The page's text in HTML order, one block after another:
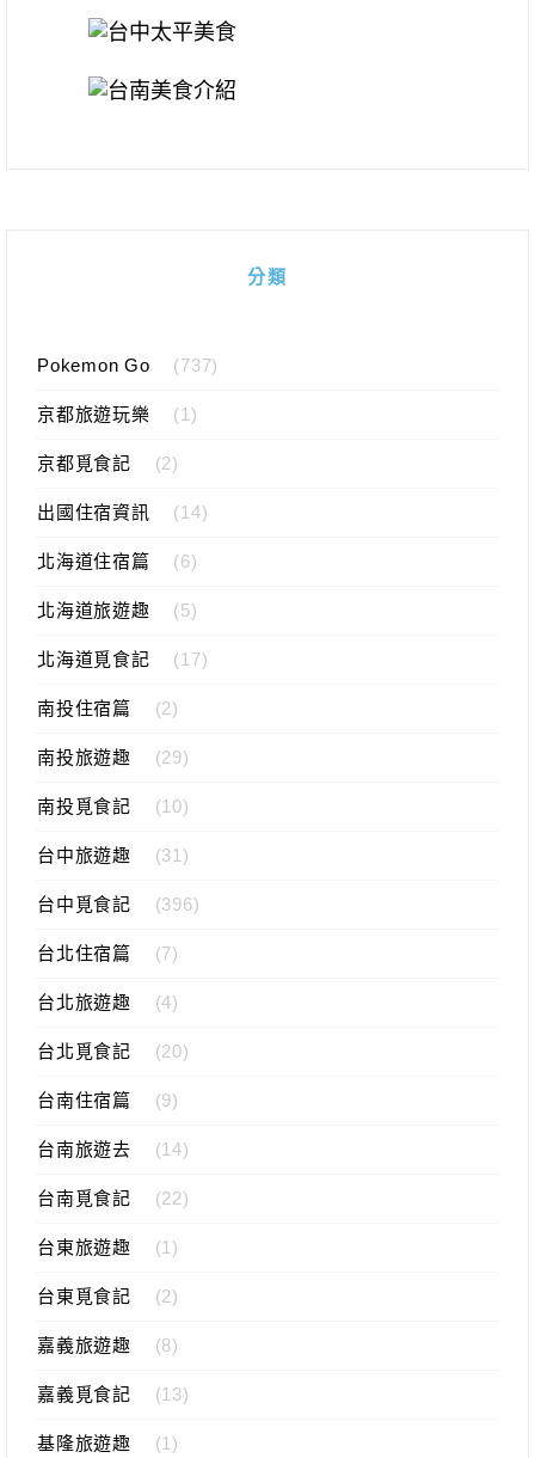
分類
Pokemon Go (737)
京都旅遊玩樂 (1)
京都覓食記 (2)
出國住宿資訊 (14)
北海道住宿篇 (6)
北海道旅遊趣 (5)
北海道覓食記 (17)
南投住宿篇 (2)
南投旅遊趣 (29)
南投覓食記 (10)
台中旅遊趣 (31)
台中覓食記 (396)
台北住宿篇 (7)
台北旅遊趣 (4)
台北覓食記 (20)
台南住宿篇 (9)
台南旅遊去 (14)
台南覓食記 (22)
台東旅遊趣 (1)
台東覓食記 (2)
嘉義旅遊趣 (8)
嘉義覓食記 (13)
基隆旅遊趣 (1)